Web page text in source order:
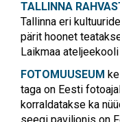
TALLINNA
Tallinna eri
pärit hoonet
Laikmaa
FOTOMUUSEUM
taga on Eesti
korraldatakse ka